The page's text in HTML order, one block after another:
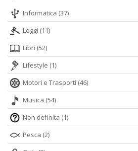
Informatica (37)
Leggi (11)
Libri (52)
Lifestyle (1)
Motori e Trasporti (46)
Musica (54)
Non definita (1)
Pesca (2)